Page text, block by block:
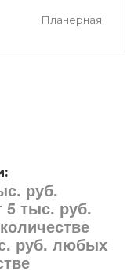
Планерная
руб.
5 тыс. руб.
руб. любых